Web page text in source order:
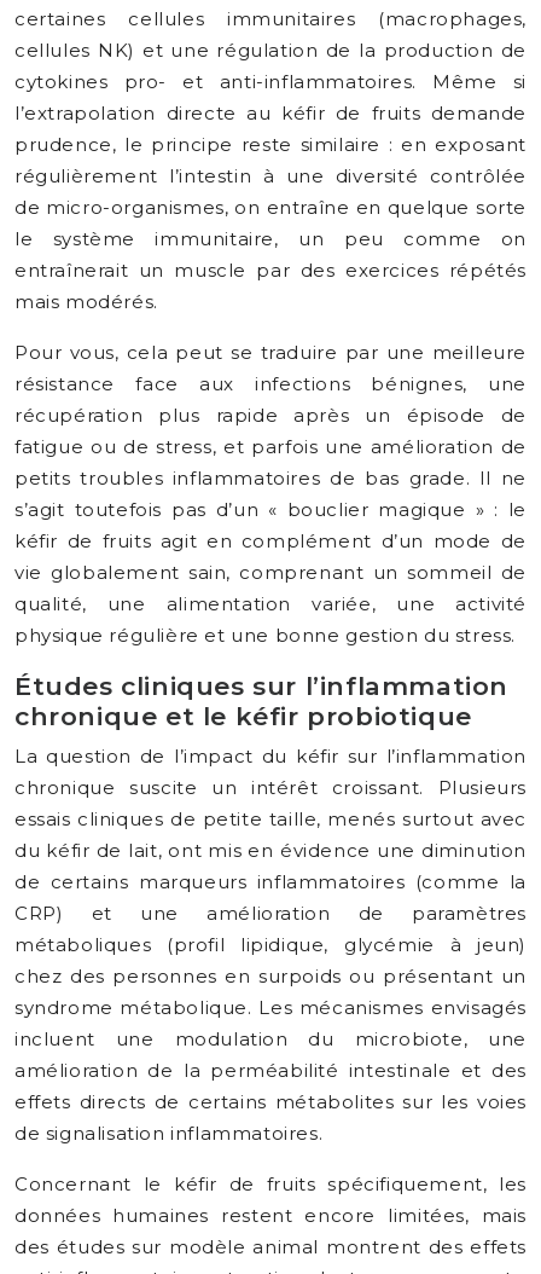
certaines cellules immunitaires (macrophages,
cellules NK) et une régulation de la production de
cytokines pro- et anti-inflammatoires. Même si
l’extrapolation directe au kéfir de fruits demande
prudence, le principe reste similaire : en exposant
régulièrement l’intestin à une diversité contrôlée
de micro-organismes, on entraîne en quelque sorte
le système immunitaire, un peu comme on
entraînerait un muscle par des exercices répétés
mais modérés.
Pour vous, cela peut se traduire par une meilleure
résistance face aux infections bénignes, une
récupération plus rapide après un épisode de
fatigue ou de stress, et parfois une amélioration de
petits troubles inflammatoires de bas grade. Il ne
s’agit toutefois pas d’un « bouclier magique » : le
kéfir de fruits agit en complément d’un mode de
vie globalement sain, comprenant un sommeil de
qualité, une alimentation variée, une activité
physique régulière et une bonne gestion du stress.
Études cliniques sur l’inflammation
chronique et le kéfir probiotique
La question de l’impact du kéfir sur l’inflammation
chronique suscite un intérêt croissant. Plusieurs
essais cliniques de petite taille, menés surtout avec
du kéfir de lait, ont mis en évidence une diminution
de certains marqueurs inflammatoires (comme la
CRP) et une amélioration de paramètres
métaboliques (profil lipidique, glycémie à jeun)
chez des personnes en surpoids ou présentant un
syndrome métabolique. Les mécanismes envisagés
incluent une modulation du microbiote, une
amélioration de la perméabilité intestinale et des
effets directs de certains métabolites sur les voies
de signalisation inflammatoires.
Concernant le kéfir de fruits spécifiquement, les
données humaines restent encore limitées, mais
des études sur modèle animal montrent des effets